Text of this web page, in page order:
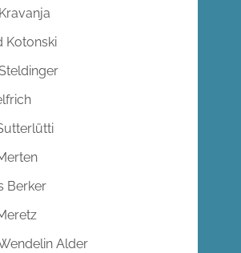
Kotonski
Berker
Alder